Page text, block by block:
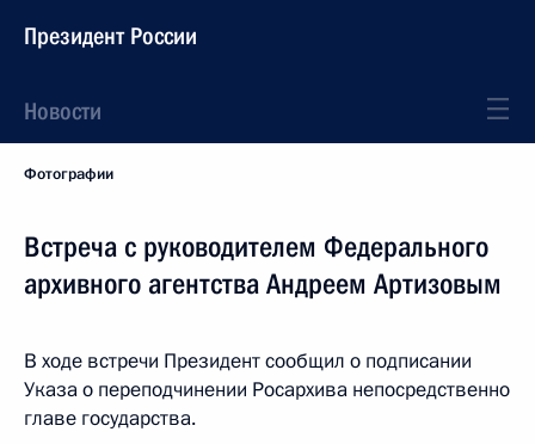
Президент России
Новости
Фотографии
Встреча с руководителем Федерального
архивного агентства Андреем Артизовым
В ходе встречи Президент сообщил о подписании
Указа о переподчинении Росархива непосредственно
главе государства.